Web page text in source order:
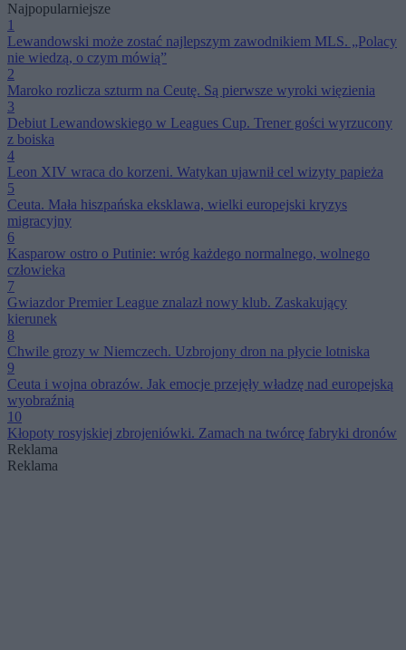
Najpopularniejsze
1
Lewandowski może zostać najlepszym zawodnikiem MLS. „Polacy
nie wiedzą, o czym mówią”
2
Maroko rozlicza szturm na Ceutę. Są pierwsze wyroki więzienia
3
Debiut Lewandowskiego w Leagues Cup. Trener gości wyrzucony
z boiska
4
Leon XIV wraca do korzeni. Watykan ujawnił cel wizyty papieża
5
Ceuta. Mała hiszpańska eksklawa, wielki europejski kryzys
migracyjny
6
Kasparow ostro o Putinie: wróg każdego normalnego, wolnego
człowieka
7
Gwiazdor Premier League znalazł nowy klub. Zaskakujący
kierunek
8
Chwile grozy w Niemczech. Uzbrojony dron na płycie lotniska
9
Ceuta i wojna obrazów. Jak emocje przejęły władzę nad europejską
wyobraźnią
10
Kłopoty rosyjskiej zbrojeniówki. Zamach na twórcę fabryki dronów
Reklama
Reklama